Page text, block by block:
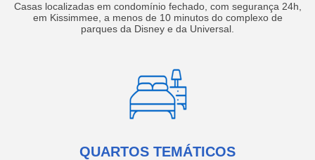
Casas localizadas em condomínio fechado, com segurança 24h,
em Kissimmee, a menos de 10 minutos do complexo de
parques da Disney e da Universal.
QUARTOS TEMÁTICOS